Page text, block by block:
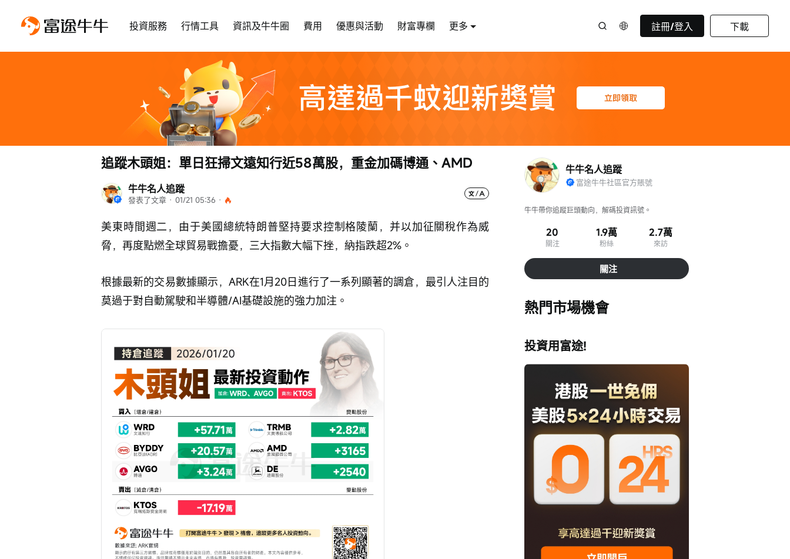
投資服務 行情工具 資訊及牛牛圈 費用 優惠與活動 財富專欄 更多 註冊/登入 下載
牛牛名人追蹤
發表了文章 · 01/21 05:36 ·
追蹤木頭姐：單日狂掃文遠知行近58萬股，重金加碼博通、AMD
美東時間週二，由于美國總統特朗普堅持要求控制格陵蘭，并以加征關稅作為威
脅，再度點燃全球貿易戰擔憂，三大指數大幅下挫，納指跌超2%。
根據最新的交易數據顯示，ARK在1月20日進行了一系列顯著的調倉，最引人注目的
莫過于對自動駕駛和半導體/AI基礎設施的強力加注。
牛牛名人追蹤
富途牛牛社區官方賬號
牛牛帶你追蹤巨頭動向，解碼投資訊號。
20
關注
1.9萬
粉絲
2.7萬
來訪
關注
熱門市場機會
投資用富途!